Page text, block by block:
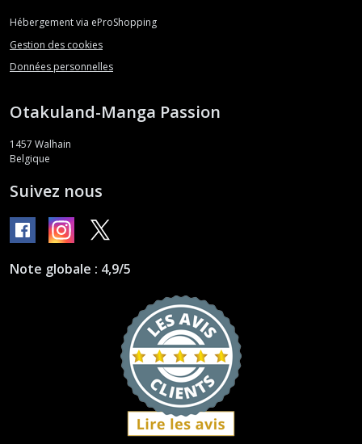
Hébergement via eProShopping
Gestion des cookies
Données personnelles
Otakuland-Manga Passion
1457 Walhain
Belgique
Suivez nous
Note globale : 4,9/5